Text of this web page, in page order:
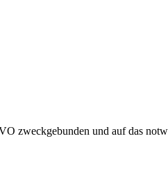
zweckgebunden und auf das